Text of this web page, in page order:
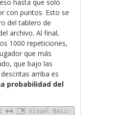
hasta que solo
con puntos. Esto se
del tablero de
archivo. Al final,
1000 repeticiones,
que más
que bajo las
arriba es
probabilidad del
Visual Basic